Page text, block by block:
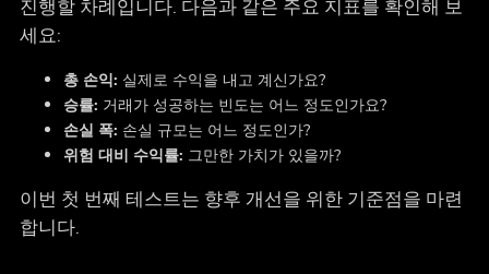
진행할 차례입니다. 다음과 같은 주요 지표를 확인해 보
세요:
총 손익: 실제로 수익을 내고 계신가요?
승률: 거래가 성공하는 빈도는 어느 정도인가요?
손실 폭: 손실 규모는 어느 정도인가?
위험 대비 수익률: 그만한 가치가 있을까?
이번 첫 번째 테스트는 향후 개선을 위한 기준점을 마련
합니다.